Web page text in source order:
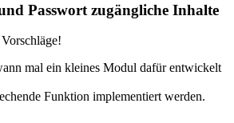
Passwort zugängliche Inhalte
mal ein kleines Modul dafür entwickelt
Funktion implementiert werden.